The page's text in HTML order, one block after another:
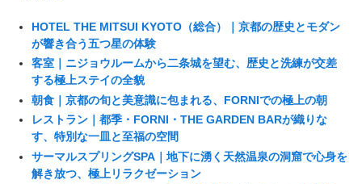
HOTEL THE MITSUI KYOTO（総合）｜京都の歴史とモダン
が響き合う五つ星の体験
客室｜ニジョウルームから二条城を望む、歴史と洗練が交差
する極上ステイの全貌
朝食｜京都の旬と美意識に包まれる、FORNIでの極上の朝
レストラン｜都季・FORNI・THE GARDEN BARが織りな
す、特別な一皿と至福の空間
サーマルスプリングSPA｜地下に湧く天然温泉の洞窟で心身を
解き放つ、極上リラクゼーション